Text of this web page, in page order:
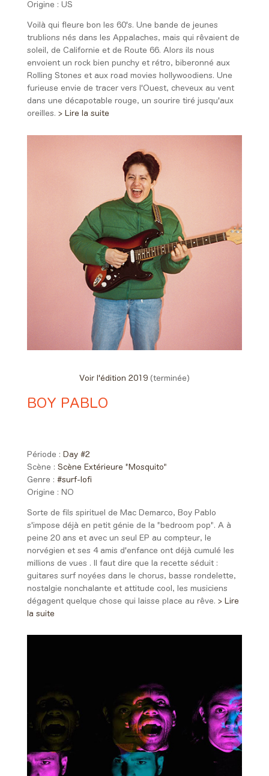
Origine : US
Voilà qui fleure bon les 60's. Une bande de jeunes
trublions nés dans les Appalaches, mais qui rêvaient de
soleil, de Californie et de Route 66. Alors ils nous
envoient un rock bien punchy et rétro, biberonné aux
Rolling Stones et aux road movies hollywoodiens. Une
furieuse envie de tracer vers l'Ouest, cheveux au vent
dans une décapotable rouge, un sourire tiré jusqu'aux
oreilles. > Lire la suite
Voir l'édition 2019 (terminée)
BOY PABLO
Période : Day #2
Scène : Scène Extérieure "Mosquito"
Genre : #surf-lofi
Origine : NO
Sorte de fils spirituel de Mac Demarco, Boy Pablo
s'impose déjà en petit génie de la "bedroom pop". A à
peine 20 ans et avec un seul EP au compteur, le
norvégien et ses 4 amis d'enfance ont déjà cumulé les
millions de vues . Il faut dire que la recette séduit :
guitares surf noyées dans le chorus, basse rondelette,
nostalgie nonchalante et attitude cool, les musiciens
dégagent quelque chose qui laisse place au rêve. > Lire
la suite